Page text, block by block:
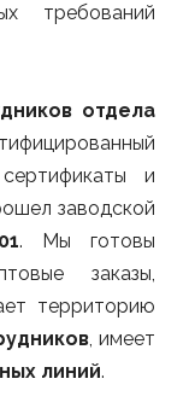
требований
отдела
и
заводской
. Мы готовы
заказы,
территорию
, имеет
линий.